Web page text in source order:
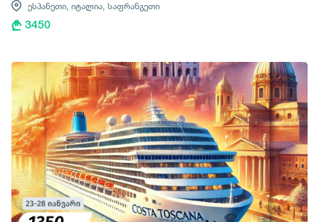
ესპანეთი, იტალია, საფრანგეთი
3450